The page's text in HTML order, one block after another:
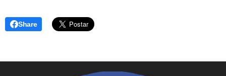
Share